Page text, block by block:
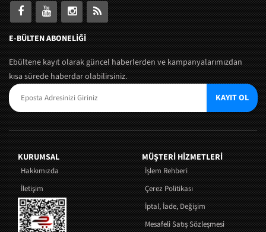
E-BÜLTEN ABONELİĞİ
Ebültene kayıt olarak güncel haberlerden ve kampanyalarımızdan
kısa sürede haberdar olabilirsiniz.
KAYIT OL
KURUMSAL
Hakkımızda
İletişim
MÜŞTERI HIZMETLERI
İşlem Rehberi
Çerez Politikası
İptal, İade, Değişim
Mesafeli Satış Sözleşmesi